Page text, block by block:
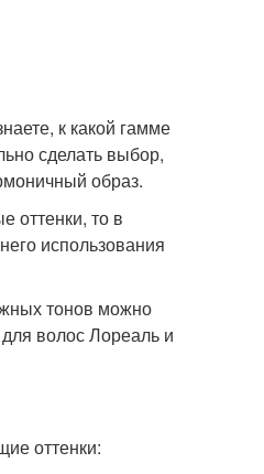
к какой гамме
сделать выбор,
образ.
оттенки, то в
использования
тонов можно
волос Лореаль и
оттенки: